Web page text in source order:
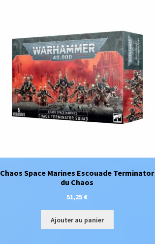
Chaos Space Marines Escouade Terminator
du Chaos
51,25€
Ajouter au panier